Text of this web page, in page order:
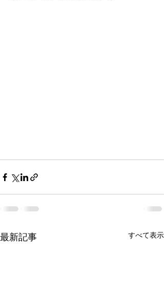
最新記事 すべて表示